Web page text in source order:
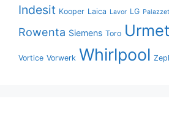
Indesit Kooper Laica Lavor LG
Rowenta Siemens Toro Urmet
Vortice Vorwerk Whirlpool